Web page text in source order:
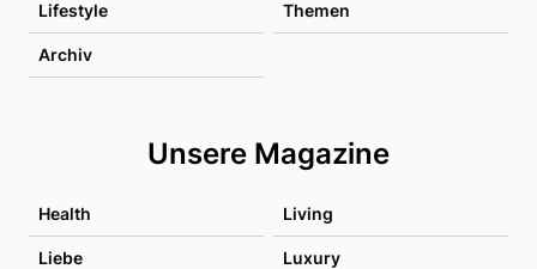
Lifestyle Themen
Archiv
Unsere Magazine
Health Living
Liebe Luxury